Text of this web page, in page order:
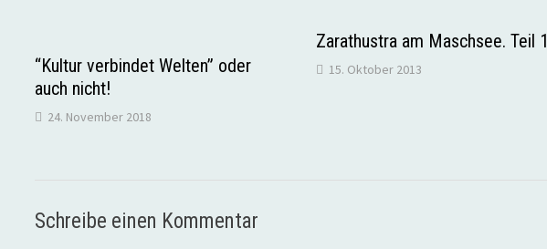
“Kultur verbindet Welten” oder
auch nicht!
24. November 2018
Zarathustra am Maschsee. Teil 1
15. Oktober 2013
Schreibe einen Kommentar